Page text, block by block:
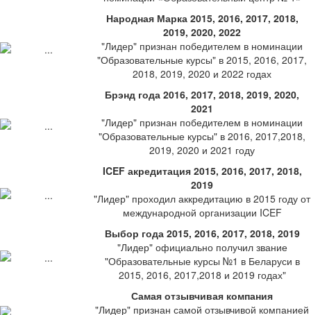
Народная Марка 2015, 2016, 2017, 2018,
2019, 2020, 2022
"Лидер" признан победителем в номинации
"Образовательные курсы" в 2015, 2016, 2017,
2018, 2019, 2020 и 2022 годах
Брэнд года 2016, 2017, 2018, 2019, 2020,
2021
"Лидер" признан победителем в номинации
"Образовательные курсы" в 2016, 2017,2018,
2019, 2020 и 2021 году
ICEF акредитация 2015, 2016, 2017, 2018,
2019
"Лидер" проходил аккредитацию в 2015 году от
международной организации ICEF
Выбор года 2015, 2016, 2017, 2018, 2019
"Лидер" официально получил звание
"Образовательные курсы №1 в Беларуси в
2015, 2016, 2017,2018 и 2019 годах"
Самая отзывчивая компания
"Лидер" признан самой отзывчивой компанией